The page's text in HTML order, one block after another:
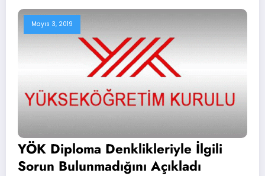
Mayıs 3, 2019
YÖK Diploma Denklikleriyle İlgili
Sorun Bulunmadığını Açıkladı